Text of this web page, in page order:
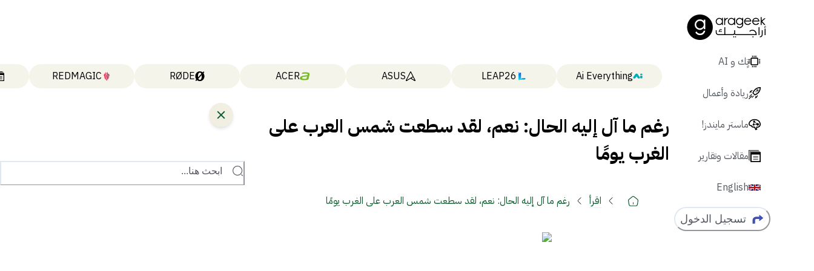
تٍك و AI
ريادة وأعمال
ماستر مايندز!
مقالات وتقارير
English
تسجيل الدخول
Ai Everything
LEAP26
ASUS
ACER
RØDE
REDMAGIC
رغم ما آل إليه الحال: نعم، لقد سطعت شمس العرب على
الغرب يومًا
اقرأ رغم ما آل إليه الحال: نعم، لقد سطعت شمس العرب على الغرب يومًا
ابحث هنا...